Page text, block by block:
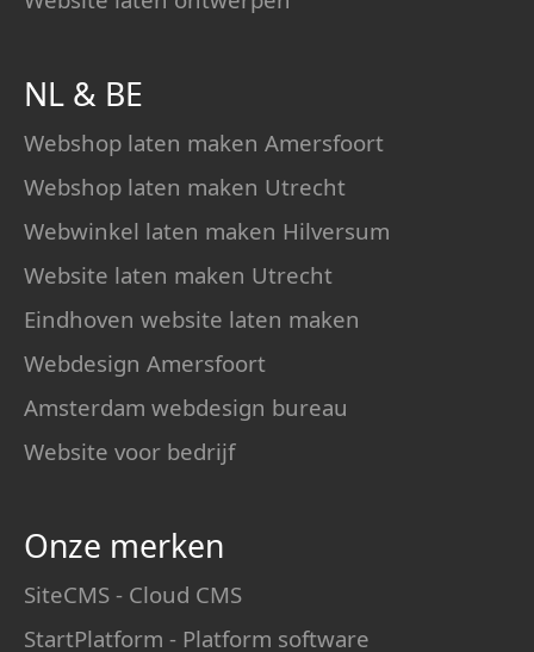
NL & BE
Webshop laten maken Amersfoort
Webshop laten maken Utrecht
Webwinkel laten maken Hilversum
Website laten maken Utrecht
Eindhoven website laten maken
Webdesign Amersfoort
Amsterdam webdesign bureau
Website voor bedrijf
Onze merken
SiteCMS - Cloud CMS
StartPlatform - Platform software